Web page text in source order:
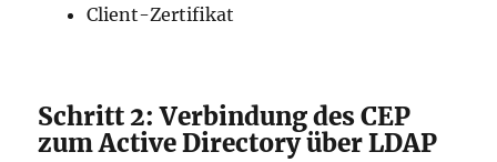
Client-Zertifikat
Schritt 2: Verbindung des CEP
zum Active Directory über LDAP